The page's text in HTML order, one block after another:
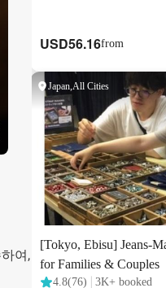
여,